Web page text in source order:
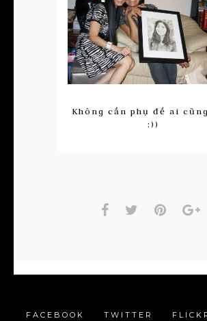
Không cần phụ đề ai
:))
FACEBOOK TWITTER